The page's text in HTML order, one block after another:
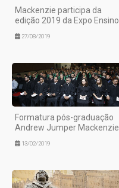
Mackenzie participa da
edição 2019 da Expo Ensino
27/08/2019
Formatura pós-graduação
Andrew Jumper Mackenzie
13/02/2019